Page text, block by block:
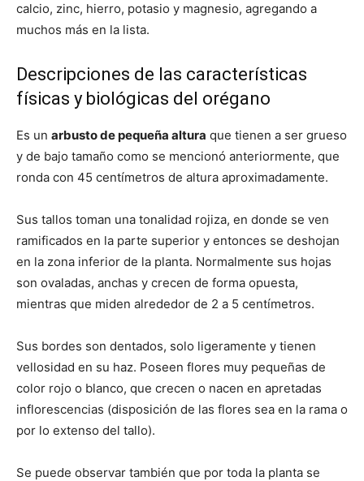
calcio, zinc, hierro, potasio y magnesio, agregando a
muchos más en la lista.
Descripciones de las características
físicas y biológicas del orégano
Es un arbusto de pequeña altura que tienen a ser grueso
y de bajo tamaño como se mencionó anteriormente, que
ronda con 45 centímetros de altura aproximadamente.
Sus tallos toman una tonalidad rojiza, en donde se ven
ramificados en la parte superior y entonces se deshojan
en la zona inferior de la planta. Normalmente sus hojas
son ovaladas, anchas y crecen de forma opuesta,
mientras que miden alrededor de 2 a 5 centímetros.
Sus bordes son dentados, solo ligeramente y tienen
vellosidad en su haz. Poseen flores muy pequeñas de
color rojo o blanco, que crecen o nacen en apretadas
inflorescencias (disposición de las flores sea en la rama o
por lo extenso del tallo).
Se puede observar también que por toda la planta se